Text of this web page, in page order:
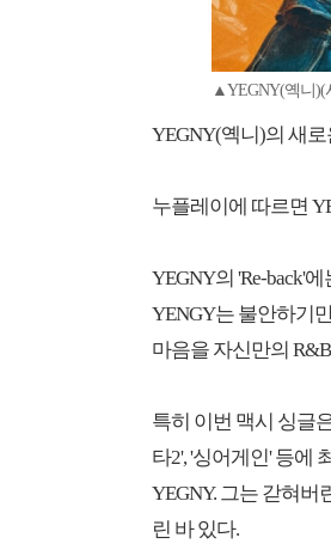
▲YEGNY(옉니)(
YEGNY(옉니)의 새
누플레이에 따르면
YEGNY의 'Re-back'
YENGY는 불안하기
마음을 자신만의
특히 이번 맥시 싱글
타2', '싱어게인' 등에
YEGNY. 그는 갇혀버
린 바 있다.